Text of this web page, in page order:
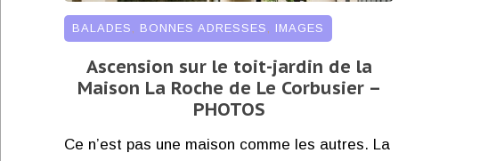
BALADES BONNES ADRESSES IMAGES
Ascension sur le toit-jardin de la
Maison La Roche de Le Corbusier –
PHOTOS
Ce n’est pas une maison comme les autres. La